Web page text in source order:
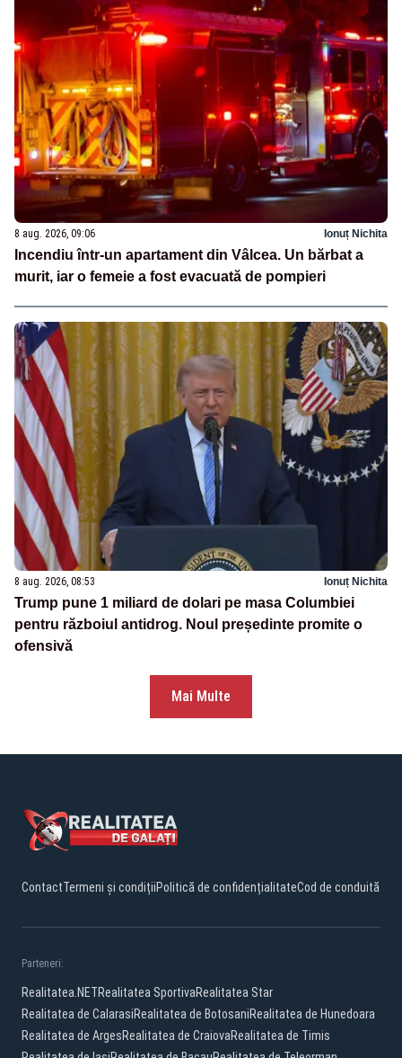
8 aug. 2026, 09:06 Ionuț Nichita
Incendiu într-un apartament din Vâlcea. Un bărbat a
murit, iar o femeie a fost evacuată de pompieri
8 aug. 2026, 08:53 Ionuț Nichita
Trump pune 1 miliard de dolari pe masa Columbiei
pentru războiul antidrog. Noul președinte promite o
ofensivă
Mai Multe
ContactTermeni și condițiiPolitică de confidențialitateCod de conduită
Parteneri:
Realitatea.NETRealitatea SportivaRealitatea Star
Realitatea de CalarasiRealitatea de BotosaniRealitatea de Hunedoara
Realitatea de ArgesRealitatea de CraiovaRealitatea de Timis